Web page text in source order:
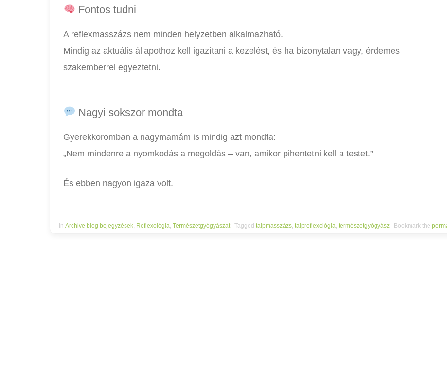
Fontos tudni
A reflexmasszázs nem minden helyzetben alkalmazható.
Mindig az aktuális állapothoz kell igazítani a kezelést, és ha bizonytalan vagy, érdemes
szakemberrel egyeztetni.
Nagyi sokszor mondta
Gyerekkoromban a nagymamám is mindig azt mondta:
„Nem mindenre a nyomkodás a megoldás – van, amikor pihentetni kell a testet.”
És ebben nagyon igaza volt.
In Archive blog bejegyzések, Reflexológia, TermészetgyógyászatTagged talpmasszázs, talpreflexológia, természetgyógyász Bookmark the